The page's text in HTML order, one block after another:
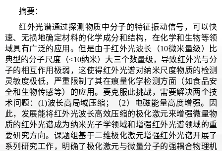
摘要：
红外光谱通过探测物质中分子的特征振动信号，可以快
速、无损地确定材料的化学成分和结构，在化学和生物等领
域具有广泛的应用。但是由于红外光波长（10微米量级）比
典型的分子尺度（<10纳米）大三个数量级，导致红外光与分
子的相互作用极弱，这使得红外光谱对纳米尺度物质的检测
灵敏度极低，严重限制了其在痕量化学检测方面（如食品安
全和生物传感等）的应用。要克服此挑战，需要解决两个技
术问题：(1)波长高局域压缩；（2）电磁能量高度增强。因
此，发展能将红外光波长高效压缩的极化激元来增强微量物
质的红外光谱成为纳米光子学领域和增强红外光谱领域的重
要研究方向。课题组基于二维极化激元增强红外光谱开展了
系列研究工作，明确了极化激元与微量分子的强耦合物理机